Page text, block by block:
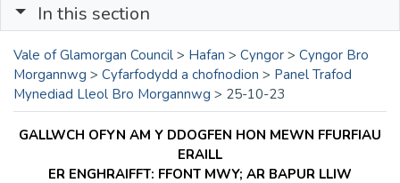
In this section
Vale of Glamorgan Council > Hafan > Cyngor > Cyngor Bro
Morgannwg > Cyfarfodydd a chofnodion > Panel Trafod
Mynediad Lleol Bro Morgannwg > 25-10-23
GALLWCH OFYN AM Y DDOGFEN HON MEWN FFURFIAU
ERAILL
ER ENGHRAIFFT: FFONT MWY; AR BAPUR LLIW